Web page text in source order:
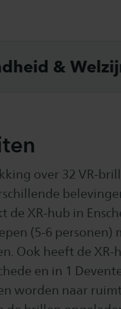
&
over 32 VR-
de XR-hub in
(5-6 personen)
Ook heeft de XR-
en in 1
worden naar